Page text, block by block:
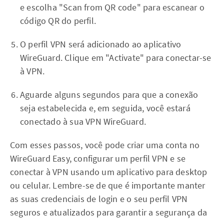
e escolha "Scan from QR code" para escanear o
código QR do perfil.
O perfil VPN será adicionado ao aplicativo
WireGuard. Clique em "Activate" para conectar-se
à VPN.
Aguarde alguns segundos para que a conexão
seja estabelecida e, em seguida, você estará
conectado à sua VPN WireGuard.
Com esses passos, você pode criar uma conta no
WireGuard Easy, configurar um perfil VPN e se
conectar à VPN usando um aplicativo para desktop
ou celular. Lembre-se de que é importante manter
as suas credenciais de login e o seu perfil VPN
seguros e atualizados para garantir a segurança da